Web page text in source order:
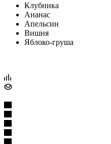
Клубника
Ананас
Апельсин
Вишня
Яблоко-груша